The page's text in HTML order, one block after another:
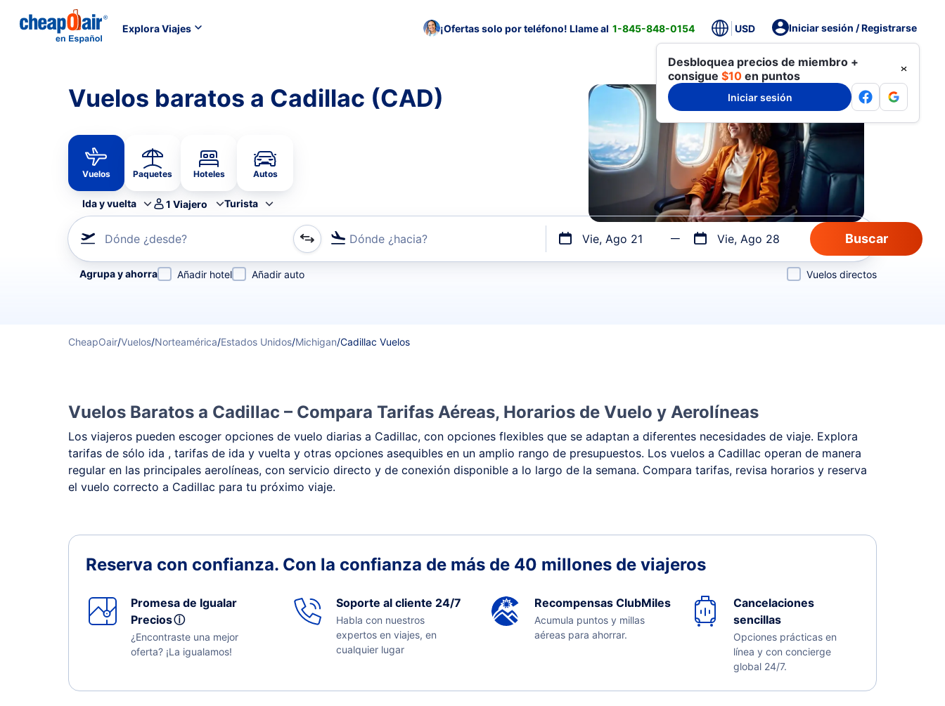
Explora Viajes ¡Ofertas solo por teléfono! Llame al 1-845-848-0154 USD Iniciar sesión / Registrarse
Desbloquea precios de miembro +
consigue $10 en puntos
Iniciar sesión
Vuelos baratos a Cadillac (CAD)
Vuelos Paquetes Hoteles Autos
Ida y vuelta 1 Viajero Turista
Dónde ¿desde? Dónde ¿hacia? Vie, Ago 21 Vie, Ago 28
Refina tu búsqueda por aerolínea, por ciudad o aeropuerto o por vuelos directos
Agrupa y ahorra Añadir hotel Añadir auto Vuelos directos
CheapOair/Vuelos/Norteamérica/Estados Unidos/Michigan/Cadillac Vuelos
Vuelos Baratos a Cadillac – Compara Tarifas Aéreas, Horarios de Vuelo y Aerolíneas
Los viajeros pueden escoger opciones de vuelo diarias a Cadillac, con opciones flexibles que se adaptan a diferentes necesidades de viaje. Explora
tarifas de sólo ida , tarifas de ida y vuelta y otras opciones asequibles en un amplio rango de presupuestos. Los vuelos a Cadillac operan de manera
regular en las principales aerolíneas, con servicio directo y de conexión disponible a lo largo de la semana. Compara tarifas, revisa horarios y reserva
el vuelo correcto a Cadillac para tu próximo viaje.
Reserva con confianza. Con la confianza de más de 40 millones de viajeros
Promesa de Igualar
Preciosⓘ
¿Encontraste una mejor
oferta? ¡La igualamos!
Soporte al cliente 24/7
Habla con nuestros
expertos en viajes, en
cualquier lugar
Recompensas ClubMiles
Acumula puntos y millas
aéreas para ahorrar.
Cancelaciones
sencillas
Opciones prácticas en
línea y con concierge
global 24/7.